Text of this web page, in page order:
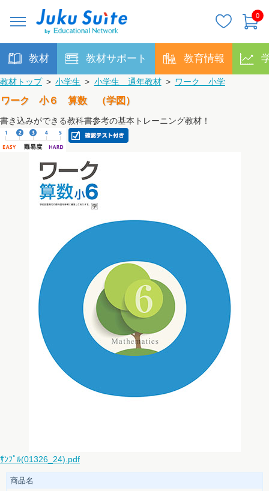
0
教材 教材サポート 教育情報
教材トップ > 小学生 > 小学生 通年教材 > ワーク 小学
ワーク 小６ 算数 （学図）
書き込みができる教科書参考の基本トレーニング教材！
ｻﾝﾌﾟﾙ(01326_24).pdf
商品名